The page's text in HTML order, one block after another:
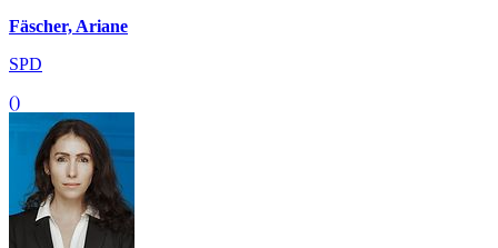
Fäscher, Ariane
SPD
()